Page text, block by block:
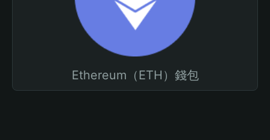
Ethereum（ETH）錢包